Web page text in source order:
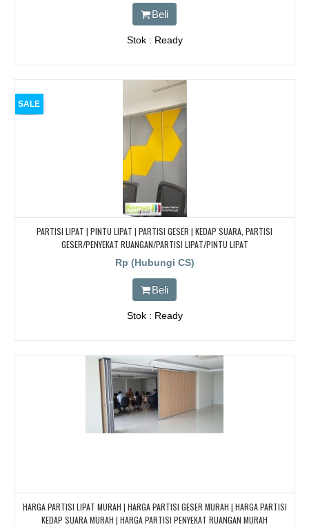
Beli
Stok : Ready
SALE
PARTISI LIPAT | PINTU LIPAT | PARTISI GESER | KEDAP SUARA, PARTISI
GESER/PENYEKAT RUANGAN/PARTISI LIPAT/PINTU LIPAT
Rp (Hubungi CS)
Beli
Stok : Ready
HARGA PARTISI LIPAT MURAH | HARGA PARTISI GESER MURAH | HARGA PARTISI
KEDAP SUARA MURAH | HARGA PARTISI PENYEKAT RUANGAN MURAH